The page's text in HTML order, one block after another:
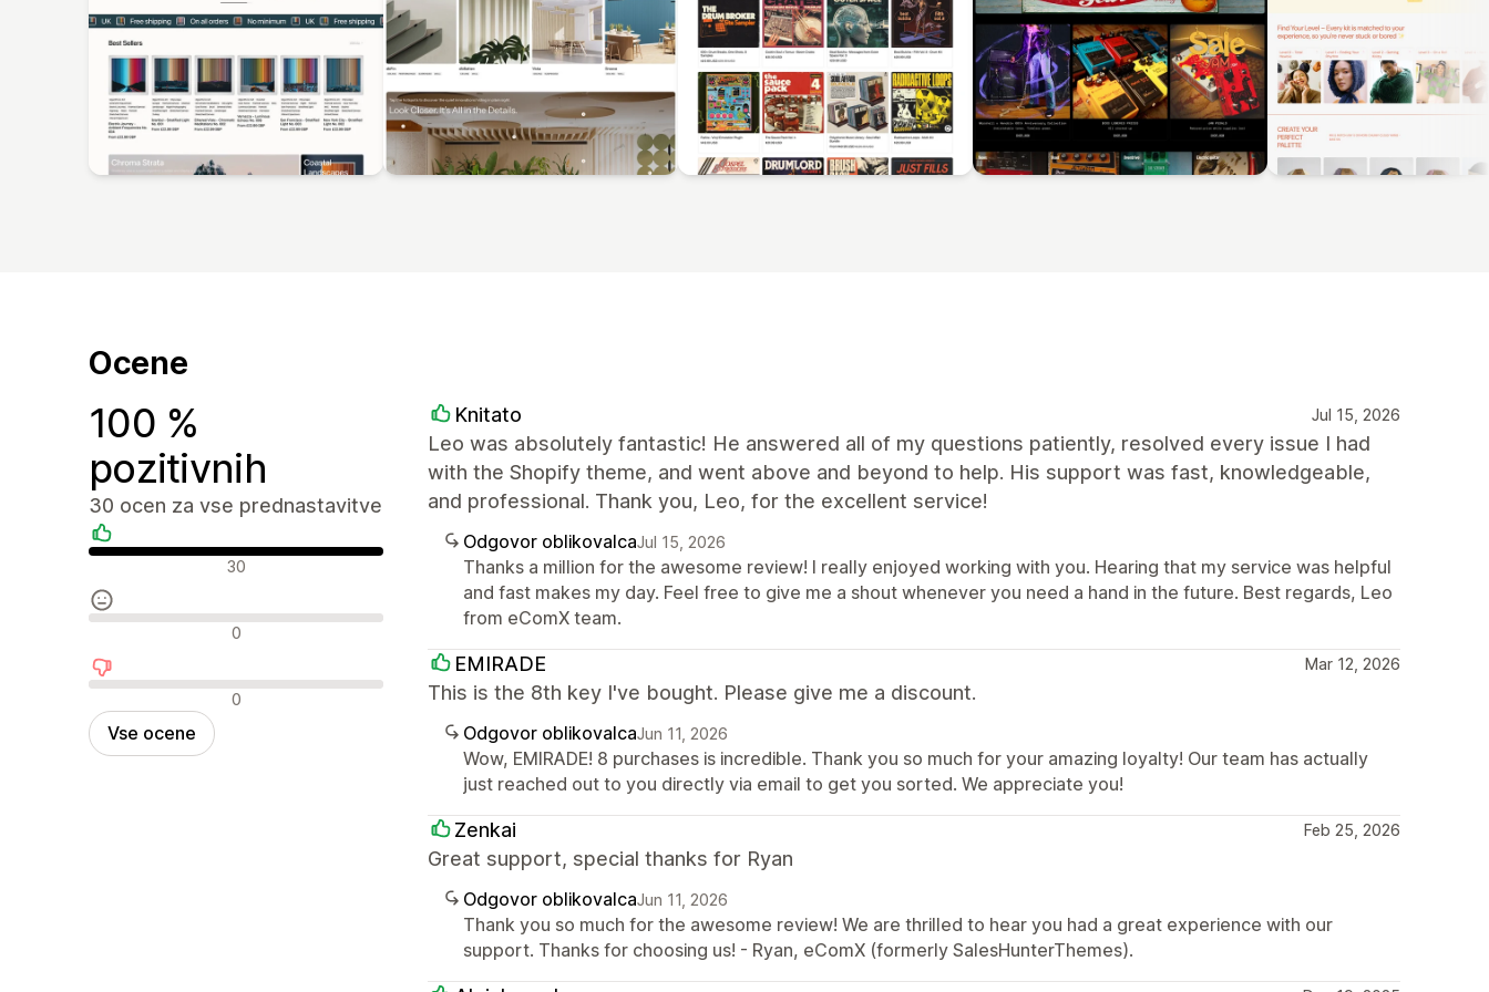
Ocene
100 %
pozitivnih
30 ocen za vse prednastavitve
Pozitivne ocene 30
Nevtralne ocene 0
Negativne ocene 0
Vse ocene
Knitato Jul 15, 2026
Leo was absolutely fantastic! He answered all of my questions patiently, resolved every issue I had
with the Shopify theme, and went above and beyond to help. His support was fast, knowledgeable,
and professional. Thank you, Leo, for the excellent service!
Odgovor oblikovalcaJul 15, 2026
Thanks a million for the awesome review! I really enjoyed working with you. Hearing that my service was helpful
and fast makes my day. Feel free to give me a shout whenever you need a hand in the future. Best regards, Leo
from eComX team.
EMIRADE Mar 12, 2026
This is the 8th key I've bought. Please give me a discount.
Odgovor oblikovalcaJun 11, 2026
Wow, EMIRADE! 8 purchases is incredible. Thank you so much for your amazing loyalty! Our team has actually
just reached out to you directly via email to get you sorted. We appreciate you!
Zenkai Feb 25, 2026
Great support, special thanks for Ryan
Odgovor oblikovalcaJun 11, 2026
Thank you so much for the awesome review! We are thrilled to hear you had a great experience with our
support. Thanks for choosing us! - Ryan, eComX (formerly SalesHunterThemes).